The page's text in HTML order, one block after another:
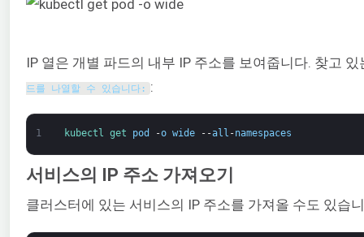
IP 열은 개별 파드의 내부 IP 주소를 보여줍니다. 찾고
드를 나열할 수 있습니다: :
1 kubectl get pod -o wide --all -namespaces
서비스의 IP 주소 가져오기
클러스터에 있는 서비스의 IP 주소를 가져올 수도 있습